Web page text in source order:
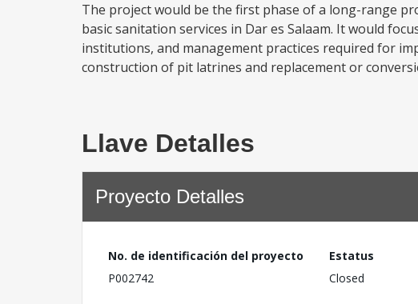
The project would be the first phase of a long-range
basic sanitation services in Dar es Salaam. It would
institutions, and management practices required for
construction of pit latrines and replacement or
Llave Detalles
Proyecto Detalles
No. de identificación del proyecto
P002742
Estatus
Closed